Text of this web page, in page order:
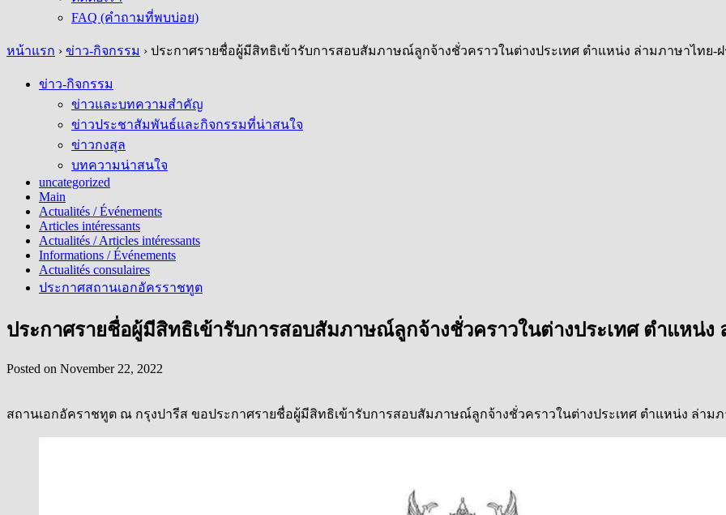
FAQ (คำถามที่พบบ่อย)
หน้าแรก › ข่าว-กิจกรรม › ประกาศรายชื่อผู้มีสิทธิเข้ารับการสอบสัมภาษณ์ลูกจ้างชั่วคราวในต่างประเทศ ตำแหน่ง ล่ามภาษาไทย-ฝ
ข่าว-กิจกรรม
ข่าวและบทความสำคัญ
ข่าวประชาสัมพันธ์และกิจกรรมที่น่าสนใจ
ข่าวกงสุล
บทความน่าสนใจ
uncategorized
Main
Actualités / Événements
Articles intéressants
Actualités / Articles intéressants
Informations / Événements
Actualités consulaires
ประกาศสถานเอกอัครราชทูต
ประกาศรายชื่อผู้มีสิทธิเข้ารับการสอบสัมภาษณ์ลูกจ้างชั่วคราวในต่างประเทศ ตำแหน่ง
Posted on November 22, 2022
สถานเอกอัคราชทูต ณ กรุงปารีส ขอประกาศรายชื่อผู้มีสิทธิเข้ารับการสอบสัมภาษณ์ลูกจ้างชั่วคราวในต่างประเทศ ตำแหน่ง ล่ามภ